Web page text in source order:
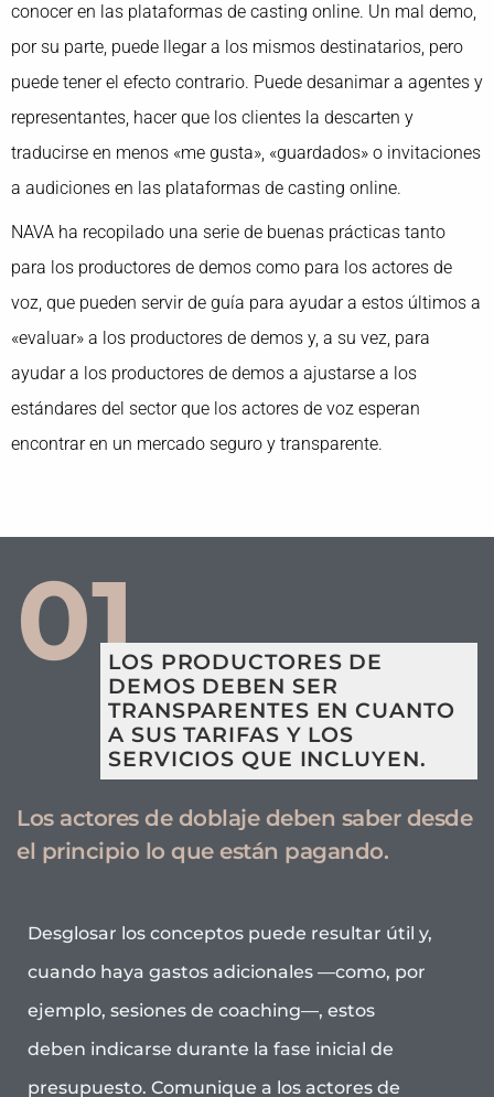
conocer en las plataformas de casting online. Un mal demo,
por su parte, puede llegar a los mismos destinatarios, pero
puede tener el efecto contrario. Puede desanimar a agentes y
representantes, hacer que los clientes la descarten y
traducirse en menos «me gusta», «guardados» o invitaciones
a audiciones en las plataformas de casting online.
NAVA ha recopilado una serie de buenas prácticas tanto
para los productores de demos como para los actores de
voz, que pueden servir de guía para ayudar a estos últimos a
«evaluar» a los productores de demos y, a su vez, para
ayudar a los productores de demos a ajustarse a los
estándares del sector que los actores de voz esperan
encontrar en un mercado seguro y transparente.
01LOS PRODUCTORES DE
DEMOS DEBEN SER
TRANSPARENTES EN CUANTO
A SUS TARIFAS Y LOS
SERVICIOS QUE INCLUYEN.
Los actores de doblaje deben saber desde
el principio lo que están pagando.
Desglosar los conceptos puede resultar útil y,
cuando haya gastos adicionales —como, por
ejemplo, sesiones de coaching—, estos
deben indicarse durante la fase inicial de
presupuesto. Comunique a los actores de